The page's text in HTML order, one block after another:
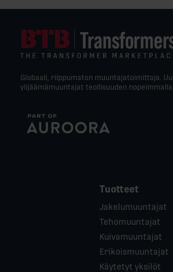
Globaali, riippumaton muuntajatoimittaja.
ylijäämämuuntajat teollisuuden
Tuotteet
Jakelumuuntajat
Tehomuuntajat
Kuivamuuntajat
Erikoismuuntajat
Käytetyt yksilöt